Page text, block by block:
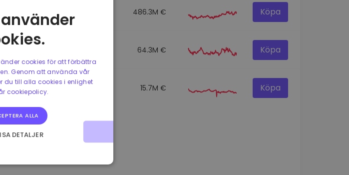
0.00% 486.3M € Köpa
64.3M € Köpa
-2.10% 3.3B € 15.7M € Köpa
cookies för att förbättra
Genom att använda vår
du till alla cookies i enlighet
cookiepolicy.
ALLA
DETALJER